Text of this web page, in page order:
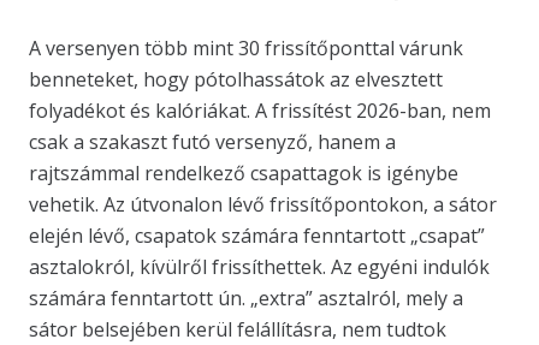
A versenyen több mint 30 frissítőponttal várunk
benneteket, hogy pótolhassátok az elvesztett
folyadékot és kalóriákat. A frissítést 2026-ban, nem
csak a szakaszt futó versenyző, hanem a
rajtszámmal rendelkező csapattagok is igénybe
vehetik. Az útvonalon lévő frissítőpontokon, a sátor
elején lévő, csapatok számára fenntartott „csapat”
asztalokról, kívülről frissíthettek. Az egyéni indulók
számára fenntartott ún. „extra” asztalról, mely a
sátor belsejében kerül felállításra, nem tudtok